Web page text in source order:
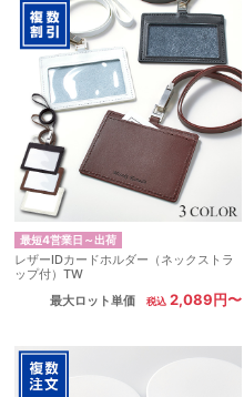
最短4営業日～出荷
レザーIDカードホルダー（ネックストラ
ップ付）TW
最大ロット単価
2,089円〜